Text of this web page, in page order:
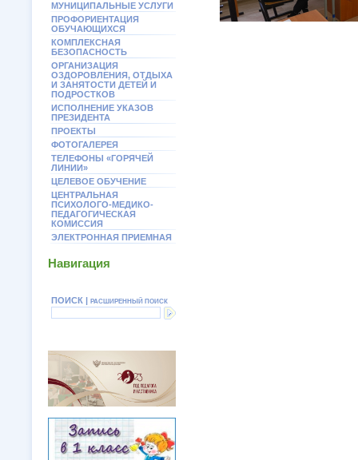
МУНИЦИПАЛЬНЫЕ УСЛУГИ
ПРОФОРИЕНТАЦИЯ
ОБУЧАЮЩИХСЯ
КОМПЛЕКСНАЯ
БЕЗОПАСНОСТЬ
ОРГАНИЗАЦИЯ
ОЗДОРОВЛЕНИЯ, ОТДЫХА
И ЗАНЯТОСТИ ДЕТЕЙ И
ПОДРОСТКОВ
ИСПОЛНЕНИЕ УКАЗОВ
ПРЕЗИДЕНТА
ПРОЕКТЫ
ФОТОГАЛЕРЕЯ
ТЕЛЕФОНЫ «ГОРЯЧЕЙ
ЛИНИИ»
ЦЕЛЕВОЕ ОБУЧЕНИЕ
ЦЕНТРАЛЬНАЯ
ПСИХОЛОГО-МЕДИКО-
ПЕДАГОГИЧЕСКАЯ
КОМИССИЯ
ЭЛЕКТРОННАЯ ПРИЕМНАЯ
Навигация
ПОИСК | РАСШИРЕННЫЙ ПОИСК